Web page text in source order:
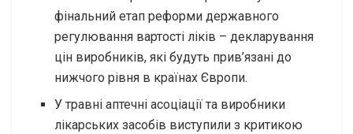
фінальний етап реформи державного
регулювання вартості ліків – декларування
цін виробників, які будуть прив’язані до
нижчого рівня в країнах Європи.
У травні аптечні асоціації та виробники
лікарських засобів виступили з критикою